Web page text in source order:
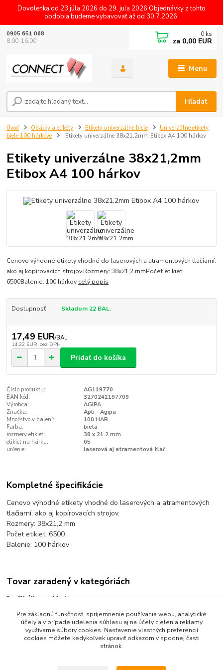
Dovolenka od 23 júla 2026 do 29. jula 2026 Objednávky z tohto
obdobia budeme vybavovať až od 30.7.2026.
Menu
Hľadať
0905 651 068
8.00-16.00
0 ks
za 0,00 EUR
Úvod Obálky a etikety Etikety univerzálne biele
Univerzálne etikety
biele 100 hárkové
Etikety univerzálne 38x21,2mm Etibox A4 100 hárkov
Etikety univerzálne 38x21,2mm
Etibox A4 100 hárkov
Cenovo výhodné etikety vhodné do laserových a atramentových tlačiarní,
ako aj kopírovacích strojov.Rozmery: 38x21,2 mmPočet etikiet:
6500Balenie: 100 hárkov celý popis
Dostupnosť Skladom 22 BAL.
17,49 EUR/BAL.
14,22 EUR bez DPH
Pridať do košíka
Číslo produktu:
AG119770
EAN kód:
3270241197709
Výrobca:
AGIPA
Značka:
Apli - Agipa
Množstvo v balení:
100 HAR.
Farba:
biela
rozmery etikiet:
38 x 21.2 mm
etikiet na hárku:
65
určenie:
laserová aj atramentová tlač
Kompletné špecifikácie
Cenovo výhodné etikety vhodné do laserových a atramentových
tlačiarní, ako aj kopírovacích strojov.
Rozmery: 38x21,2 mm
Počet etikiet: 6500
Balenie: 100 hárkov
Tovar zaradený v kategóriách
Obálky a etikety
Etikety univerzálne biele
Univerzálne etikety biele 100 hárkové
Pre základnú funkčnosť, spríjemnenie používania webu, analytické
účely a v prípade udelenia súhlasu aj na účely cielenia reklamy
využívame súbory cookies. Nastavenie vlastných preferencií
cookies môžete kedykoľvek upraviť odkazom v spodnej časti
stránok.